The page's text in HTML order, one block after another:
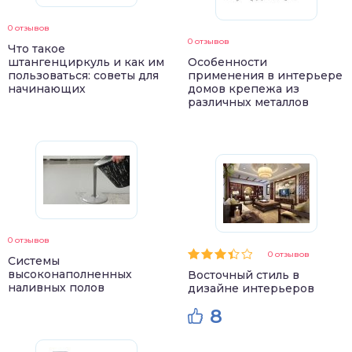
0 отзывов
Что такое
штангенциркуль и как им
пользоваться: советы для
начинающих
0 отзывов
Системы
высоконаполненных
наливных полов
0 отзывов
Особенности
применения в интерьере
домов крепежа из
различных металлов
0 отзывов
Восточный стиль в
дизайне интерьеров
8